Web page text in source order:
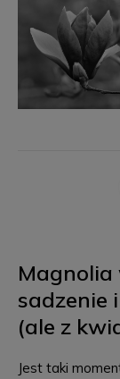
Magnolia
sadzenie
(ale z
Jest taki